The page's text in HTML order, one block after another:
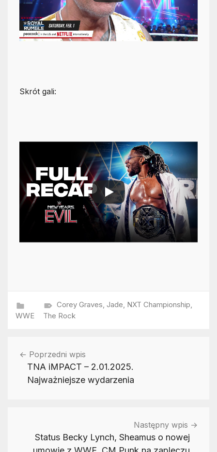
Skrót gali:
WWE
Corey Graves Jade NXT Championship
The Rock
wpisu
Poprzedni wpis
TNA iMPACT – 2.01.2025.
Najważniejsze wydarzenia
Następny wpis
Status Becky Lynch, Sheamus o nowej